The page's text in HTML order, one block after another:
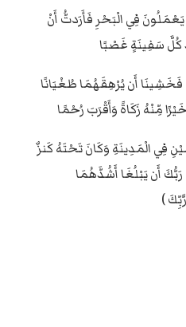
فِي الْبَحْرِ فَأَرَدتُّ أَنْ
كُلَّ سَفِينَةٍ غَصْبًا
فَخَشِينَا أَن يُرْهِقَهُمَا طُغْيَانًا
مِّنْهُ زَكَاةً وَأَقْرَبَ رُحْمًا
فِي الْمَدِينَةِ وَكَانَ تَحْتَهُ كَنزٌ
رَبُّكَ أَن يَبْلُغَا أَشُدَّهُمَا
)